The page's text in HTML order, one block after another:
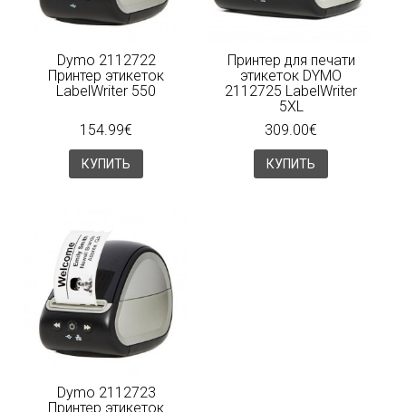
Dymo 2112722
Принтер этикеток
LabelWriter 550
154.99€
КУПИТЬ
Принтер для печати
этикеток DYMO
2112725 LabelWriter
5XL
309.00€
КУПИТЬ
Dymo 2112723
Принтер этикеток